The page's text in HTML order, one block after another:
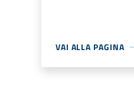
VAI ALLA PAGINA